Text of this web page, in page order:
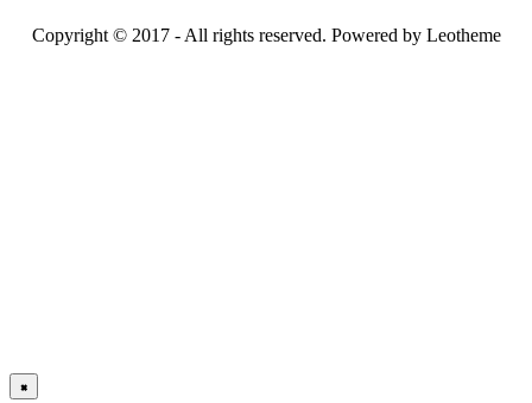
Copyright © 2017 - All rights reserved. Powered by Leotheme
×